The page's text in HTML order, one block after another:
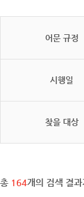
어문 규정
시행일
찾을 대상
총 164개의 검색 결과